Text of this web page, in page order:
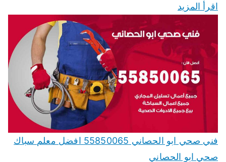
اقرأ المزيد
فني صحي ابو الحصاني 55850065 افضل معلم سباك
صحي ابو الحصاني